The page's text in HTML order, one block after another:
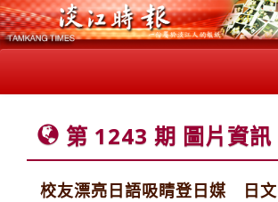
第 1243 期 圖片資訊
校友漂亮日語吸睛登日媒 日